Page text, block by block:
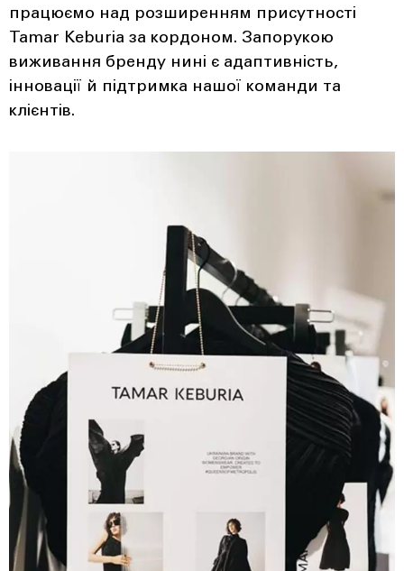
працюємо над розширенням присутності
Tamar Keburia за кордоном. Запорукою
виживання бренду нині є адаптивність,
інновації й підтримка нашої команди та
клієнтів.